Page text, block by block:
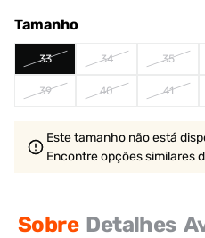
Tamanho
33 34 35
39 40 41
Este tamanho não está
Encontre opções similares
Sobre Detalhes